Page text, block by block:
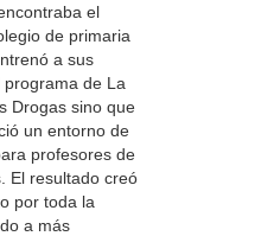
el
de primaria
a sus
programa de La
Drogas sino que
un entorno de
profesores de
El resultado creó
por toda la
a más